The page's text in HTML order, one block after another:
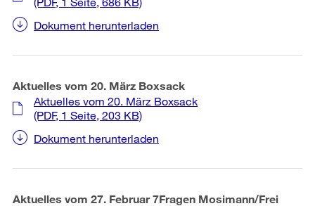
Dokument herunterladen
Aktuelles vom 20. März Boxsack
Aktuelles vom 20. März Boxsack
(PDF, 1 Seite, 203 KB)
Dokument herunterladen
Aktuelles vom 27. Februar 7Fragen Mosimann/Frei